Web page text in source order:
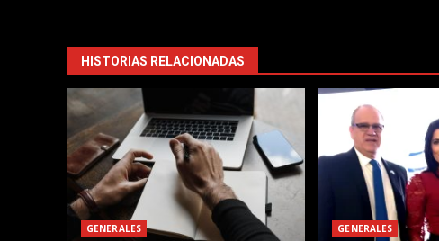
HISTORIAS RELACIONADAS
GENERALES GENERALES